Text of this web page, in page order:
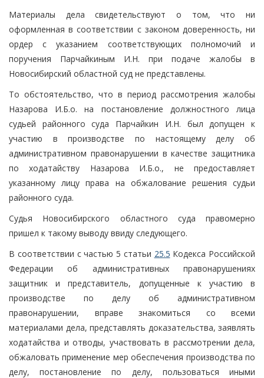
Материалы дела свидетельствуют о том, что ни
оформленная в соответствии с законом доверенность, ни
ордер с указанием соответствующих полномочий и
поручения Парчайкиным И.Н. при подаче жалобы в
Новосибирский областной суд не представлены.
То обстоятельство, что в период рассмотрения жалобы
Назарова И.Б.о. на постановление должностного лица
судьей районного суда Парчайкин И.Н. был допущен к
участию в производстве по настоящему делу об
административном правонарушении в качестве защитника
по ходатайству Назарова И.Б.о., не предоставляет
указанному лицу права на обжалование решения судьи
районного суда.
Судья Новосибирского областного суда правомерно
пришел к такому выводу ввиду следующего.
В соответствии с частью 5 статьи 25.5 Кодекса Российской
Федерации об административных правонарушениях
защитник и представитель, допущенные к участию в
производстве по делу об административном
правонарушении, вправе знакомиться со всеми
материалами дела, представлять доказательства, заявлять
ходатайства и отводы, участвовать в рассмотрении дела,
обжаловать применение мер обеспечения производства по
делу, постановление по делу, пользоваться иными